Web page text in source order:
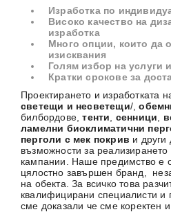
Изработка по
Високо качество на
изработка
Много опции, които да
изисквания
Голям избор на услуги
Кратки срокове за
Проектирането и изработката
светещи и несветещи/,
билбордове,тенти сенници
ламелни биоклиматични
перголи с мек покрив и други
възможности за
кампании. Наше предимство е
цялостно завършен бранд,
на обекта. За всичко това
квалифицирани специалисти и
сме доказали че сме коректен